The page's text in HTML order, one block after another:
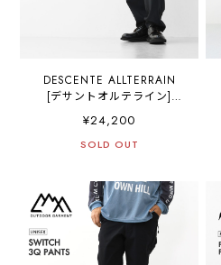
DESCENTE ALLTERRAIN
[デサントオルテライン]
TECH REGULAR PANTS
[DU6SLPI2M/DU5SLPI2M]
テックレギュラーパンツ・
MEN'S [2026SS]
¥24,200
SOLD OUT